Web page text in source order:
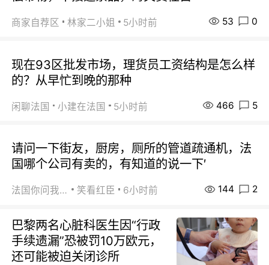
商家自荐区 林家二小姐 5小时前 53 0
现在93区批发市场，理货员工资结构是怎么样
的？从早忙到晚的那种
闲聊法国 小建在法国 5小时前 466 5
请问一下街友，厨房，厕所的管道疏通机，法
国哪个公司有卖的，有知道的说一下′
法国你问我答 笑看红臣 6小时前 144 2
巴黎两名心脏科医生因“行政
手续遗漏”恐被罚10万欧元，
还可能被迫关闭诊所